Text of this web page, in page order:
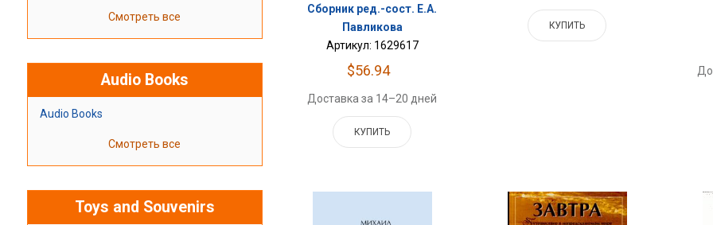
Смотреть все
Audio Books
Audio Books
Смотреть все
Toys and Souvenirs
Сборник ред.-сост. Е.А.
Павликова
Артикул: 1629617
$56.94
Доставка за 14–20 дней
КУПИТЬ
КУПИТЬ